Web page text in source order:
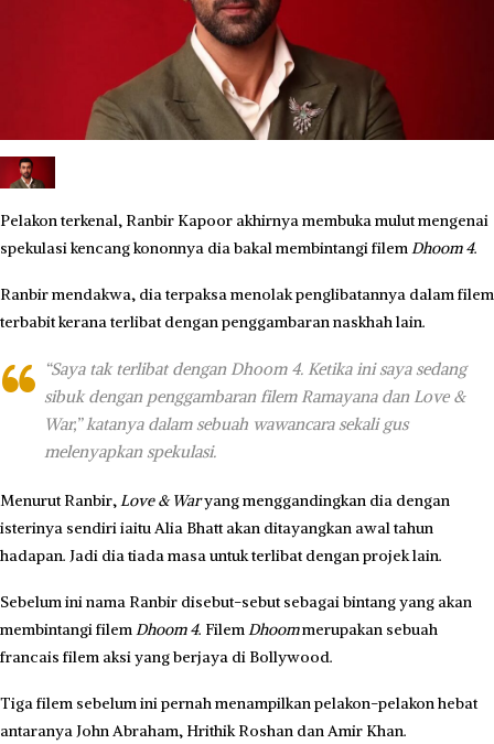
Pelakon terkenal, Ranbir Kapoor akhirnya membuka mulut mengenai
spekulasi kencang kononnya dia bakal membintangi filemDhoom 4.
Ranbir mendakwa, dia terpaksa menolak penglibatannya dalam filem
terbabit kerana terlibat dengan penggambaran naskhah lain.
“Saya tak terlibat dengan Dhoom 4. Ketika ini saya sedang
sibuk dengan penggambaran filem Ramayana dan Love &
War,” katanya dalam sebuah wawancara sekali gus
melenyapkan spekulasi.
Menurut Ranbir,Love & Waryang menggandingkan dia dengan
isterinya sendiri iaitu Alia Bhatt akan ditayangkan awal tahun
hadapan. Jadi dia tiada masa untuk terlibat dengan projek lain.
Sebelum ini nama Ranbir disebut-sebut sebagai bintang yang akan
membintangi filemDhoom 4. FilemDhoommerupakan sebuah
francais filem aksi yang berjaya di Bollywood.
Tiga filem sebelum ini pernah menampilkan pelakon-pelakon hebat
antaranya John Abraham, Hrithik Roshan dan Amir Khan.